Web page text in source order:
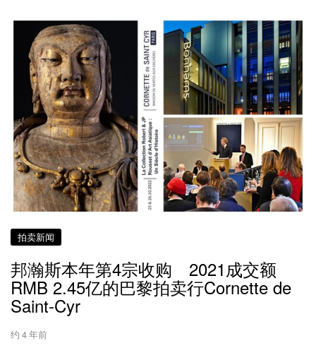
拍卖新闻
邦瀚斯本年第4宗收购 2021成交额
RMB 2.45亿的巴黎拍卖行Cornette de
Saint-Cyr
约 4 年前